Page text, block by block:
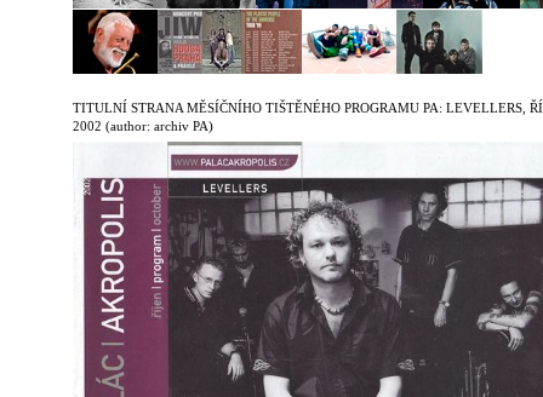
TITULNÍ STRANA MĚSÍČNÍHO TIŠTĚNÉHO PROGRAMU PA: LEVELLERS,
2002 (author: archiv PA)